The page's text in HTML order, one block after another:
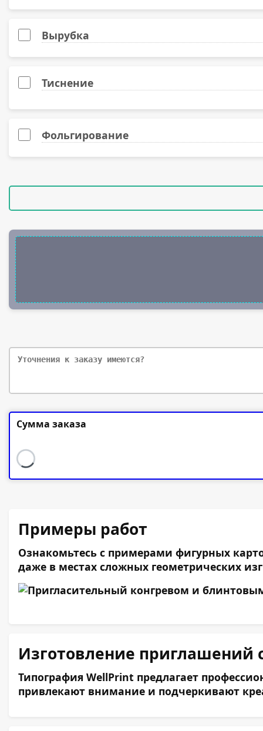
Лён слоновая кость фактурный, 300 гр.
Splendorgel высокобелый, 300 гр.
Картон крафтовый (Китай), 280 гр.
Лён белый фактурный (Китай), 300 гр.
Вырубка
Тиснение
Фольгирование
Сумма заказа
Примеры работ
Ознакомьтесь с примерами фигурных
даже в местах сложных геометрических
Изготовление приглашений
Типография WellPrint предлагает
привлекают внимание и подчеркивают